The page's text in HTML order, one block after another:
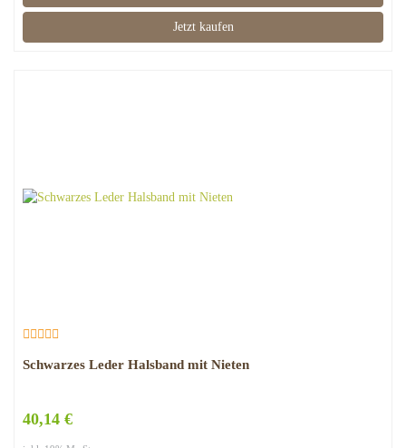
Jetzt kaufen
Schwarzes Leder Halsband mit Nieten
40,14 €